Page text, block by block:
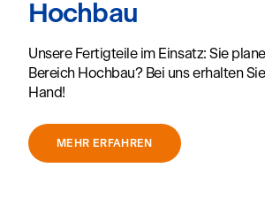
Hochbau
Unsere Fertigteile im Einsatz: Sie
Bereich Hochbau? Bei uns erhalten
Hand!
MEHR ERFAHREN